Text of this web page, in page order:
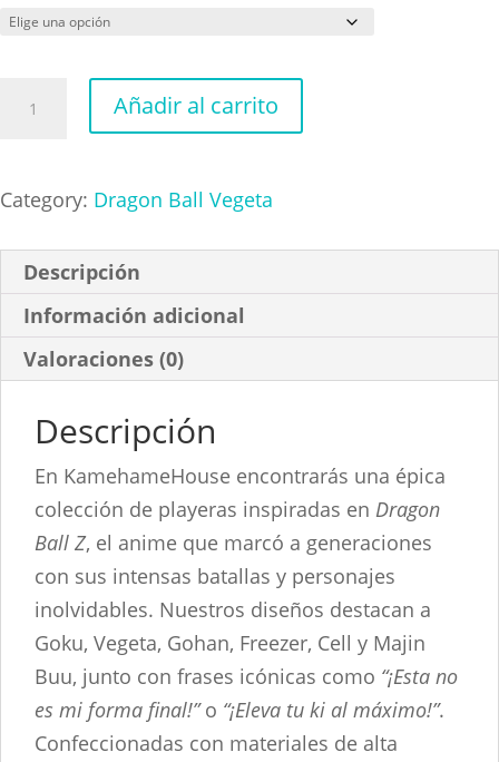
Goku
cantidad
Añadir al carrito
Category: Dragon Ball Vegeta
Descripción
Información adicional
Valoraciones (0)
Descripción
En KamehameHouse encontrarás una épica
colección de playeras inspiradas en Dragon
Ball Z, el anime que marcó a generaciones
con sus intensas batallas y personajes
inolvidables. Nuestros diseños destacan a
Goku, Vegeta, Gohan, Freezer, Cell y Majin
Buu, junto con frases icónicas como “¡Esta no
es mi forma final!”o “¡Eleva tu ki al máximo!”.
Confeccionadas con materiales de alta